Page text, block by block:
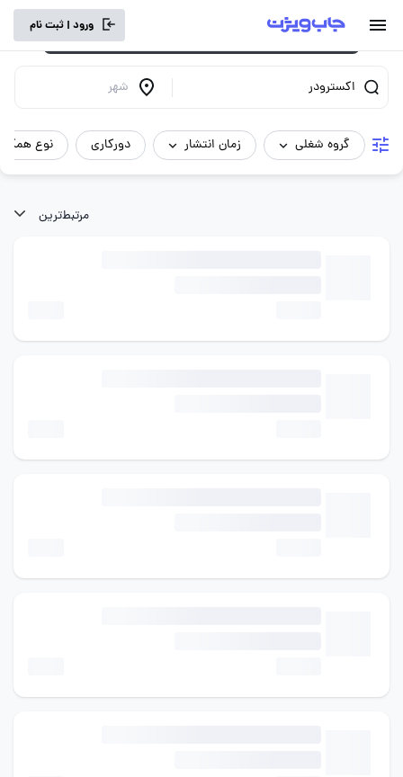
ورود | ثبت نام
اکسترودر شهر
گروه شغلی زمان انتشار دورکاری نوع
برای تجربه کاربری بهتر و سرعت بالاتر، vpn
خود را خاموش کنید.